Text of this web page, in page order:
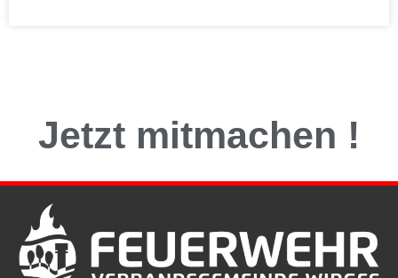
Jetzt mitmachen !